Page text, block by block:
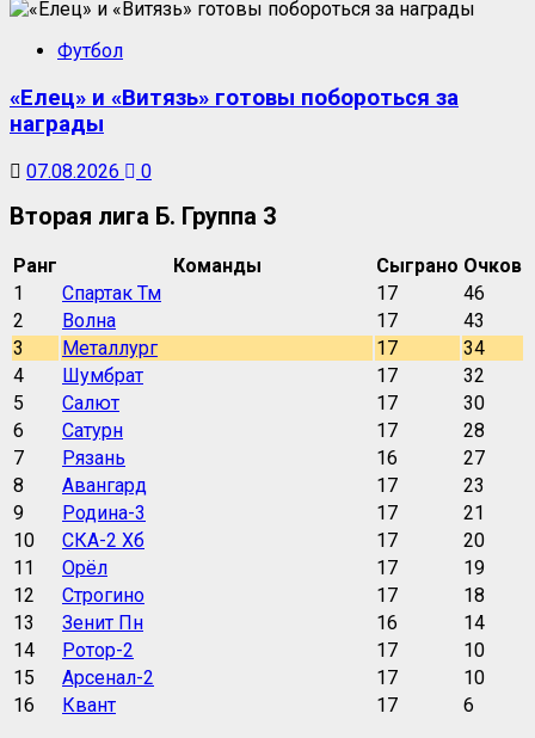
Футбол
«Елец» и «Витязь» готовы побороться за
награды
07.08.2026 0
Вторая лига Б. Группа 3
Ранг Команды Сыграно Очков
1
Спартак Тм 17
46
2
Волна 17
43
3
Металлург 17
34
4
Шумбрат 17
32
5
Салют 17
30
6
Сатурн 17
28
7
Рязань 16
27
8
Авангард 17
23
9
Родина-3 17
21
10
СКА-2 Хб 17
20
11
Орёл 17
19
12
Строгино 17
18
13
Зенит Пн 16
14
14
Ротор-2 17
10
15
Арсенал-2 17
10
16
Квант 17 6